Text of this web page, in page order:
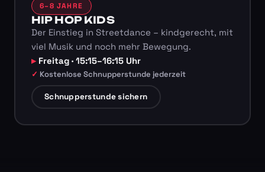
6–8 JAHRE
HIP HOP KIDS
Der Einstieg in Streetdance – kindgerecht, mit
viel Musik und noch mehr Bewegung.
Freitag · 15:15–16:15 Uhr
Kostenlose Schnupperstunde jederzeit
Schnupperstunde sichern